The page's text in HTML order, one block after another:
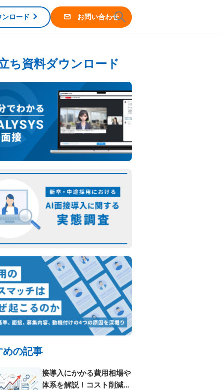
ロード お問い合わせ
ち資料ダウンロード
めの記事
AI面接導入にかかる費用相場や
料金体系を解説！コスト削減方